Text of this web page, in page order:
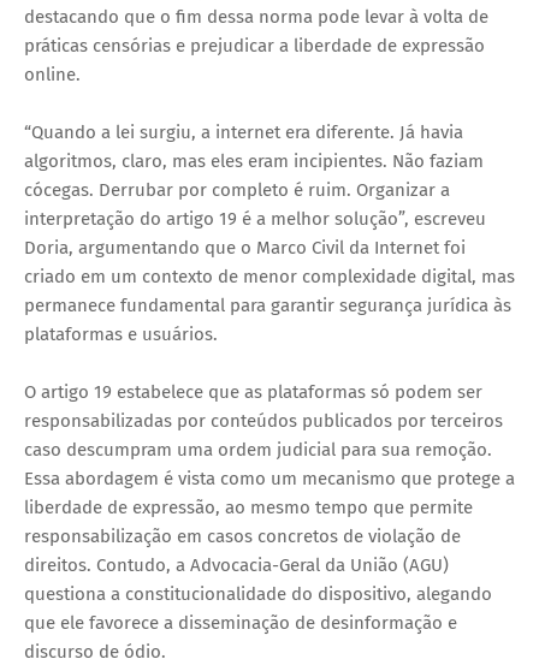
destacando que o fim dessa norma pode levar à volta de
práticas censórias e prejudicar a liberdade de expressão
online.
“Quando a lei surgiu, a internet era diferente. Já havia
algoritmos, claro, mas eles eram incipientes. Não faziam
cócegas. Derrubar por completo é ruim. Organizar a
interpretação do artigo 19 é a melhor solução”, escreveu
Doria, argumentando que o Marco Civil da Internet foi
criado em um contexto de menor complexidade digital, mas
permanece fundamental para garantir segurança jurídica às
plataformas e usuários.
O artigo 19 estabelece que as plataformas só podem ser
responsabilizadas por conteúdos publicados por terceiros
caso descumpram uma ordem judicial para sua remoção.
Essa abordagem é vista como um mecanismo que protege a
liberdade de expressão, ao mesmo tempo que permite
responsabilização em casos concretos de violação de
direitos. Contudo, a Advocacia-Geral da União (AGU)
questiona a constitucionalidade do dispositivo, alegando
que ele favorece a disseminação de desinformação e
discurso de ódio.